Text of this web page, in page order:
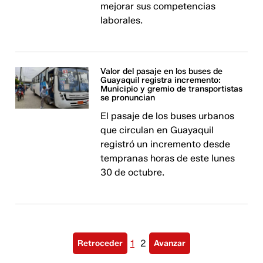
mejorar sus competencias
laborales.
Valor del pasaje en los buses de
Guayaquil registra incremento:
Municipio y gremio de transportistas
se pronuncian
El pasaje de los buses urbanos
que circulan en Guayaquil
registró un incremento desde
tempranas horas de este lunes
30 de octubre.
Retroceder 1 2 Avanzar